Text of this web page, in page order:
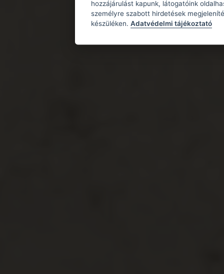
hozzájárulást kapunk, látogatóink
személyre szabott hirdetések
készüléken. Adatvédelmi tájékoztató